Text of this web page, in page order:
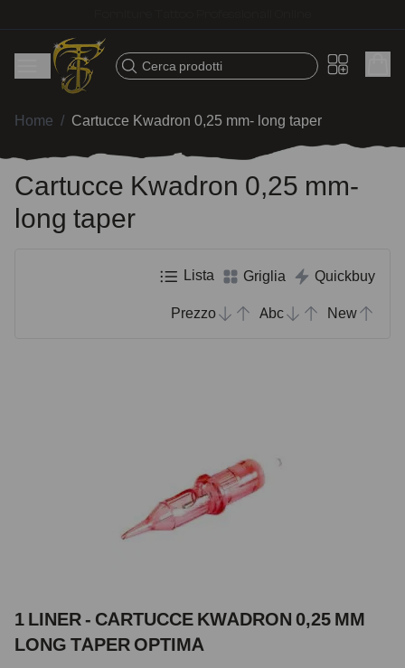
Cerca prodotti
Home / Cartucce Kwadron 0,25 mm- long taper
Cartucce Kwadron 0,25 mm-
long taper
Lista Griglia Quickbuy
Prezzo Abc New
1 LINER - CARTUCCE KWADRON 0,25 MM
LONG TAPER OPTIMA